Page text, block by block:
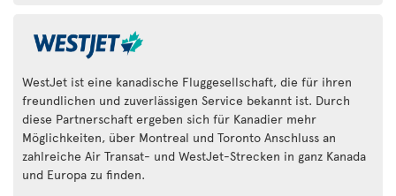
WestJet ist eine kanadische Fluggesellschaft, die für ihren
freundlichen und zuverlässigen Service bekannt ist. Durch
diese Partnerschaft ergeben sich für Kanadier mehr
Möglichkeiten, über Montreal und Toronto Anschluss an
zahlreiche Air Transat- und WestJet-Strecken in ganz Kanada
und Europa zu finden.